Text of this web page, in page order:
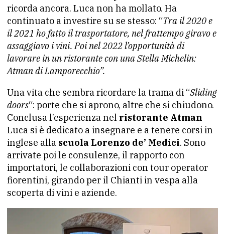
ricorda ancora. Luca non ha mollato. Ha
continuato a investire su se stesso: “Tra il 2020 e
il 2021 ho fatto il trasportatore, nel frattempo giravo e
assaggiavo i vini. Poi nel 2022 l’opportunità di
lavorare in un ristorante con una Stella Michelin:
Atman di Lamporecchio”.
Una vita che sembra ricordare la trama di “Sliding
doors“: porte che si aprono, altre che si chiudono.
Conclusa l’esperienza nel ristorante Atman
Luca si è dedicato a insegnare e a tenere corsi in
inglese alla scuola Lorenzo de’ Medici. Sono
arrivate poi le consulenze, il rapporto con
importatori, le collaborazioni con tour operator
fiorentini, girando per il Chianti in vespa alla
scoperta di vini e aziende.